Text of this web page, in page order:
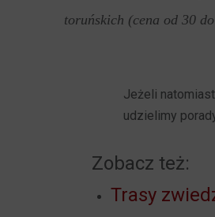
toruńskich (cena od 30
Jeżeli
udzielimy
Zobacz też:
Trasy